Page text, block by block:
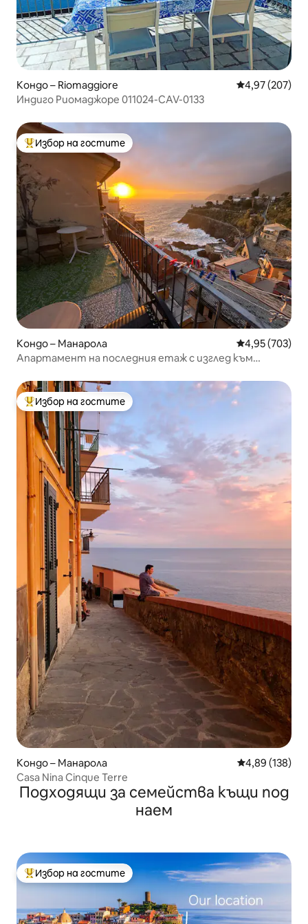
Кондо – Riomaggiore Средна
4,97 (207)
Индиго Риомаджоре 011024-CAV-0133
Най-популярен избор на гостите
Избор на гостите
Кондо – Манарола Средна
4,95 (703)
Апартамент на последния етаж с изглед към
Най-популярен избор на гостите
Избор на гостите
Кондо – Манарола Средна
4,89 (138)
Casa Nina Cinque Terre
Подходящи за семейства къщи под
наем
Най-популярен избор на гостите
Избор на гостите